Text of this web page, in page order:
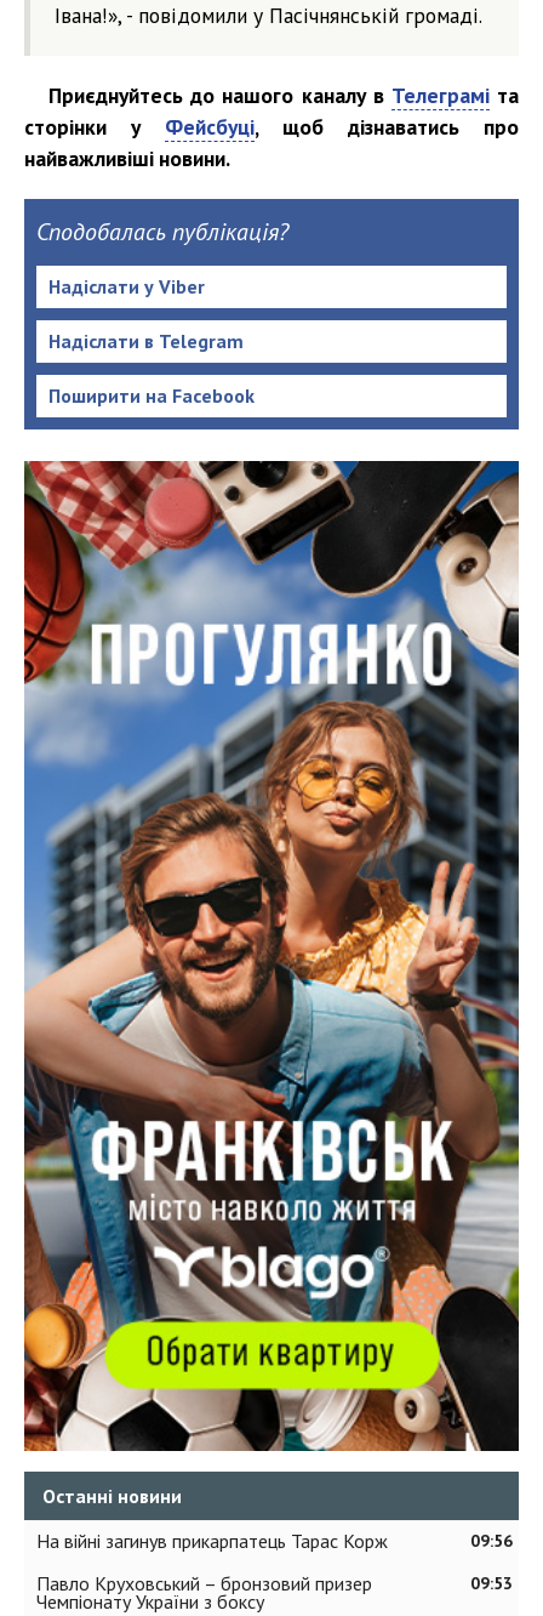
Івана!», - повідомили у Пасічнянській громаді.
Приєднуйтесь до нашого каналу в Телеграміта
сторінки у Фейсбуці, щоб дізнаватись про
найважливіші новини.
Сподобалась публікація?
Надіслати у Viber
Надіслати в Telegram
Поширити на Facebook
Останні новини
09:56
На війні загинув прикарпатець Тарас Корж
09:53
Павло Круховський – бронзовий призер
Чемпіонату України з боксу